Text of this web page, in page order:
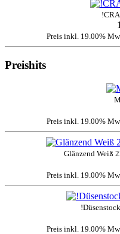
Preis inkl. 19.00%
Preishits
Preis inkl. 19.00%
Glänzend Weiß
Preis inkl. 19.00%
Preis inkl. 19.00%